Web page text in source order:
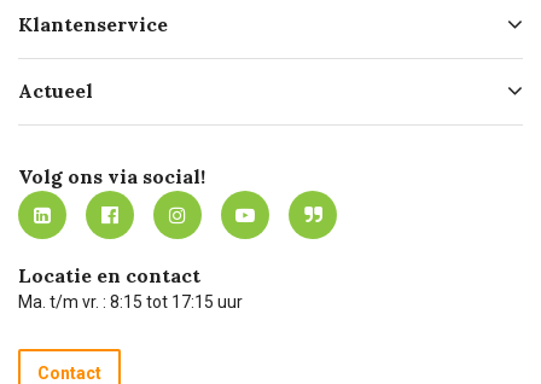
Geschiedenis
Missie
Werken bij Carel Lurvink
MVO
Klantenservice
Bezorgen
Mijn Carel Lurvink
Mijn Carel Lurvink instructievideo's
Carel Lurvink App
Hulp op afstand
Technische dienst
Recycle programma
Actueel
Innovation LAB
Tevreden klanten
Carel Lurvink Blog
Carel de podcast
Volg ons via social!
Locatie en contact
Ma. t/m vr. : 8:15 tot 17:15 uur
Contact